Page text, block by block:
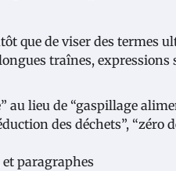
que de viser des termes
traînes, expressions
au lieu de “gaspillage
des déchets”, “zéro
paragraphes